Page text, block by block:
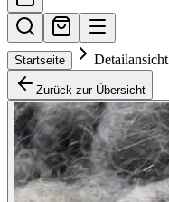
Startseite Detailansicht
Zurück zur Übersicht